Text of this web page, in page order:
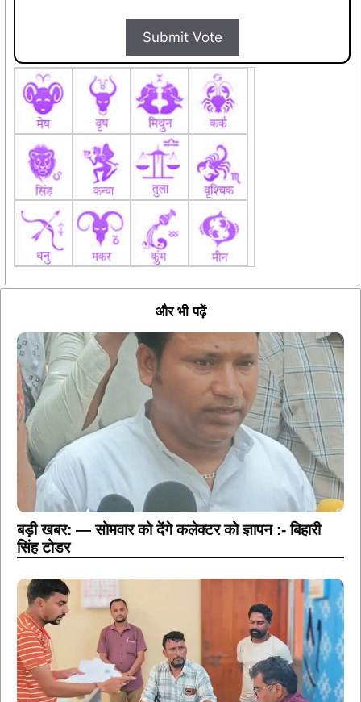
Submit Vote
और भी पढ़ें
बड़ी खबर: — सोमवार को देंगे कलेक्टर को ज्ञापन :- बिहारी
सिंह टोडर